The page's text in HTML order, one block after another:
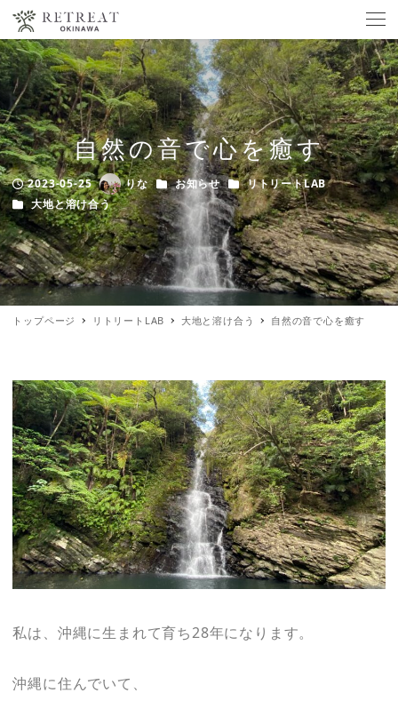
自然の音で心を癒す
Published
2023-05-25
Author
りな カテゴリー
お知らせ カテゴリー
リトリートLAB
カテゴリー
大地と溶け合う
トップページ リトリートLAB 大地と溶け合う 自然の音で心を癒す
私は、沖縄に生まれて育ち28年になります。
沖縄に住んでいて、